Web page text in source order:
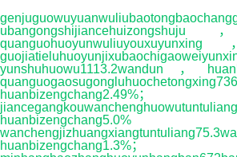
yunshuhuowu1113.2wandun，
huanbizengchang2.49%；
huanbizengchang1.3%；